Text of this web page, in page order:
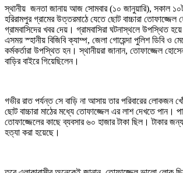
স্থানীয় জনতা জানায় আজ সােমবার (১০ জানুয়ারি), সকাল
হরিরামপুর গ্রামের উত্তরমাঠে যেতে ছোট বাচ্চারা তোফাজ্জেল
গ্রামবাসিদের খবর দেয়। গ্রামবাসিরা ঘটনাস্থলে উপস্থিত
এসময় স্হানীয় বিজিবি ক্যাম্প, জেলা গোয়েন্দা পুলিশ ডিবি ও
কর্মকর্তারা উপস্থিত হন। স্থানীয়রা জানান, তোফাজ্জেল
বাড়ির বাইরে গিয়েছিলেন।
গভীর রাত পর্যন্ত সে বাড়ি না আসায় তার পরিবারের লােকজন
ছোট বাচ্চারা মাঠের মধ্যে তোফাজ্জেল এর লাশ দেখতে পান।
তোফাজ্জেলের কাছে ব্যবসার ৬০ হাজার টাকা ছিল। টাকার
হত্যা করা হয়েছে।